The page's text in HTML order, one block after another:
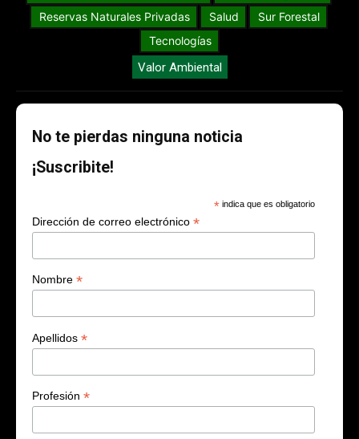
Reservas Naturales Privadas
Salud
Sur Forestal
Tecnologías
Valor Ambiental
No te pierdas ninguna noticia
¡Suscribite!
* indica que es obligatorio
Dirección de correo electrónico *
Nombre *
Apellidos *
Profesión *